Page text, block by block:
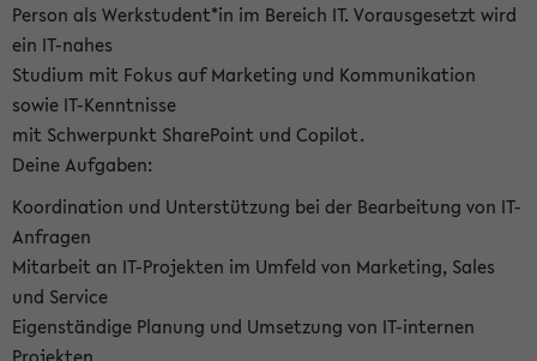
Person als Werkstudent*in im Bereich IT. Vorausgesetzt wird
ein IT-nahes
Studium mit Fokus auf Marketing und Kommunikation
sowie IT-Kenntnisse
mit Schwerpunkt SharePoint und Copilot.
Deine Aufgaben:
Koordination und Unterstützung bei der Bearbeitung von IT-
Anfragen
Mitarbeit an IT-Projekten im Umfeld von Marketing, Sales
und Service
Eigenständige Planung und Umsetzung von IT-internen